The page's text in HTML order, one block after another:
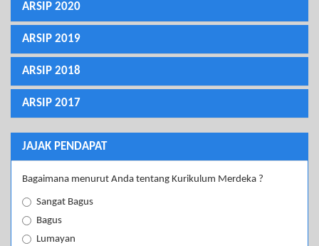
ARSIP 2020
ARSIP 2019
ARSIP 2018
ARSIP 2017
JAJAK PENDAPAT
Bagaimana menurut Anda tentang Kurikulum Merdeka ?
Sangat Bagus
Bagus
Lumayan